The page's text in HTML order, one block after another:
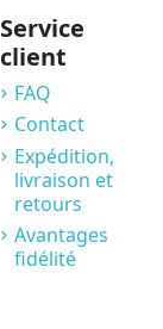
Service
client
FAQ
Contact
Expédition,
livraison et
retours
Avantages
fidélité